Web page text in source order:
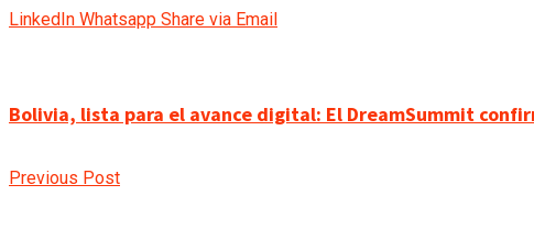
LinkedIn Whatsapp Share via Email
Bolivia, lista para el avance digital: El DreamSummit
Previous Post